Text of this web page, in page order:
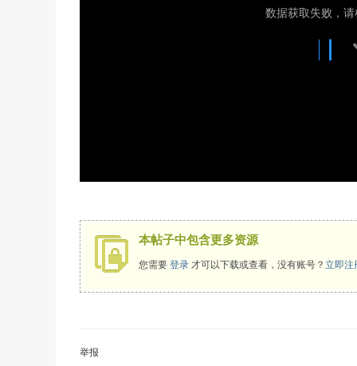
本帖子中包含更多资源
您需要 登录 才可以下载或查看，没有账号？ 立即注
举报